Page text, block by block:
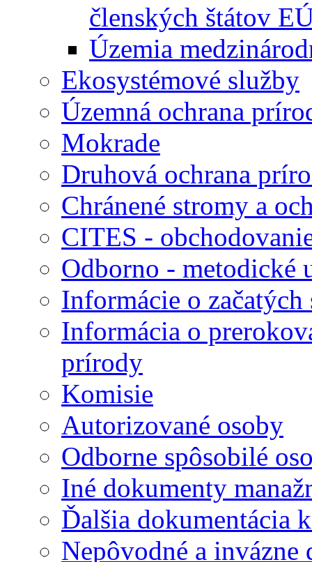
členských štátov
Územia
Ekosystémové služby
Územná ochrana
Mokrade
Druhová ochrana
Chránené stromy a
CITES -
Odborno - metodické
Informácie o
Informácia o
prírody
Komisie
Autorizované osoby
Odborne spôsobilé
Iné dokumenty
Ďalšia dokumentácia
Nepôvodné a invázne